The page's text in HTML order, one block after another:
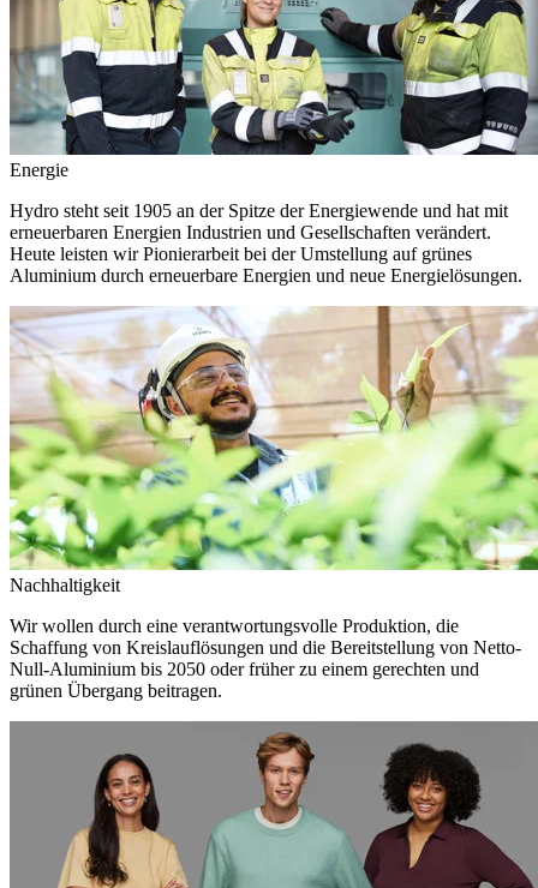
Energie
Hydro steht seit 1905 an der Spitze der Energiewende und hat mit
erneuerbaren Energien Industrien und Gesellschaften verändert.
Heute leisten wir Pionierarbeit bei der Umstellung auf grünes
Aluminium durch erneuerbare Energien und neue Energielösungen.
Nachhaltigkeit
Wir wollen durch eine verantwortungsvolle Produktion, die
Schaffung von Kreislauflösungen und die Bereitstellung von Netto-
Null-Aluminium bis 2050 oder früher zu einem gerechten und
grünen Übergang beitragen.